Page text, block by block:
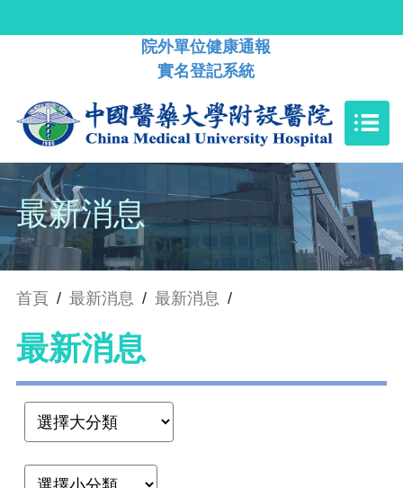
院外單位健康通報
實名登記系統
最新消息
首頁 / 最新消息 / 最新消息 /
最新消息